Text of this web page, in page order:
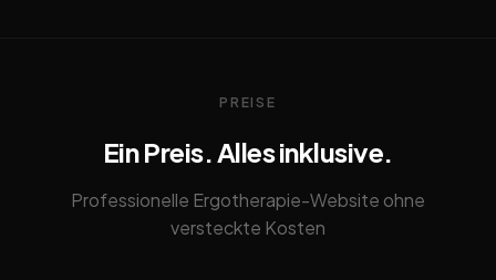
PREISE
Ein Preis. Alles inklusive.
Professionelle Ergotherapie-Website ohne
versteckte Kosten